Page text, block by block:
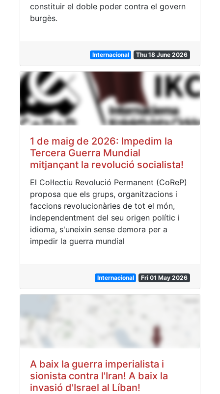
constituir el doble poder contra el govern
burgès.
Internacional Thu 18 June 2026
1 de maig de 2026: Impedim la
Tercera Guerra Mundial
mitjançant la revolució socialista!
El Col·lectiu Revolució Permanent (CoReP)
proposa que els grups, organitzacions i
faccions revolucionàries de tot el món,
independentment del seu origen polític i
idioma, s'uneixin sense demora per a
impedir la guerra mundial
Internacional Fri 01 May 2026
A baix la guerra imperialista i
sionista contra l'Iran! A baix la
invasió d'Israel al Líban!